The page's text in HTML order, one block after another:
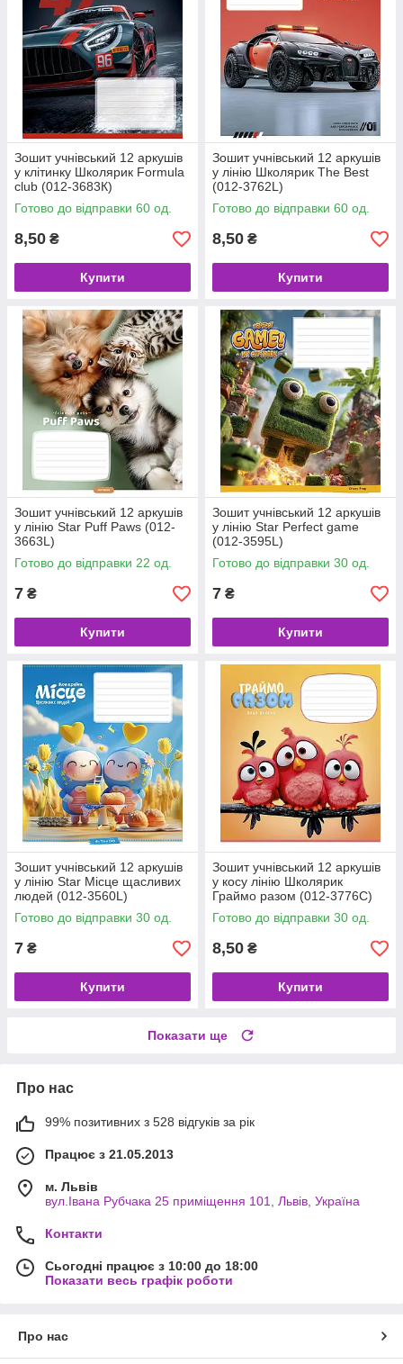
Зошит учнівський 12 аркушів
у клітинку Школярик Formula
club (012-3683К)
Готово до відправки 60 од.
8,50 ₴
Купити
Зошит учнівський 12 аркушів
у лінію Школярик The Best
(012-3762L)
Готово до відправки 60 од.
8,50 ₴
Купити
Зошит учнівський 12 аркушів
у лінію Star Puff Paws (012-
3663L)
Готово до відправки 22 од.
7 ₴
Купити
Зошит учнівський 12 аркушів
у лінію Star Perfect game
(012-3595L)
Готово до відправки 30 од.
7 ₴
Купити
Зошит учнівський 12 аркушів
у лінію Star Місце щасливих
людей (012-3560L)
Готово до відправки 30 од.
7 ₴
Купити
Зошит учнівський 12 аркушів
у косу лінію Школярик
Граймо разом (012-3776C)
Готово до відправки 30 од.
8,50 ₴
Купити
Показати ще
Про нас
99% позитивних з 528 відгуків за рік
Працює з 21.05.2013
м. Львів
вул.Івана Рубчака 25 приміщення 101, Львів, Україна
Контакти
Сьогодні працює з 10:00 до 18:00
Показати весь графік роботи
Про нас